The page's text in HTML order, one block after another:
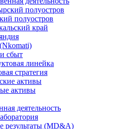
полуостров
полуостров
край
сбыт
линейка
стратегия
активы
активы
деятельность
результаты (MD&A)